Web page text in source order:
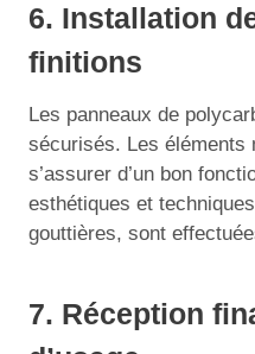
6. Installation
finitions
Les panneaux de
sécurisés. Les éléments
s’assurer d’un bon
esthétiques et
gouttières, sont
7. Réception